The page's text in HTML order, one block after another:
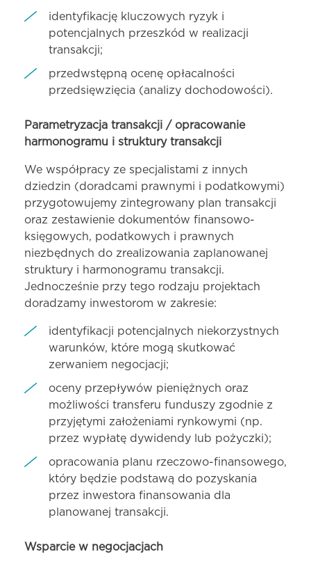
identyfikację kluczowych ryzyk i
potencjalnych przeszkód w realizacji
transakcji;
przedwstępną ocenę opłacalności
przedsięwzięcia (analizy dochodowości).
Parametryzacja transakcji / opracowanie
harmonogramu i struktury transakcji
We współpracy ze specjalistami z innych
dziedzin (doradcami prawnymi i podatkowymi)
przygotowujemy zintegrowany plan transakcji
oraz zestawienie dokumentów finansowo-
księgowych, podatkowych i prawnych
niezbędnych do zrealizowania zaplanowanej
struktury i harmonogramu transakcji.
Jednocześnie przy tego rodzaju projektach
doradzamy inwestorom w zakresie:
identyfikacji potencjalnych niekorzystnych
warunków, które mogą skutkować
zerwaniem negocjacji;
oceny przepływów pieniężnych oraz
możliwości transferu funduszy zgodnie z
przyjętymi założeniami rynkowymi (np.
przez wypłatę dywidendy lub pożyczki);
opracowania planu rzeczowo-finansowego,
który będzie podstawą do pozyskania
przez inwestora finansowania dla
planowanej transakcji.
Wsparcie w negocjacjach